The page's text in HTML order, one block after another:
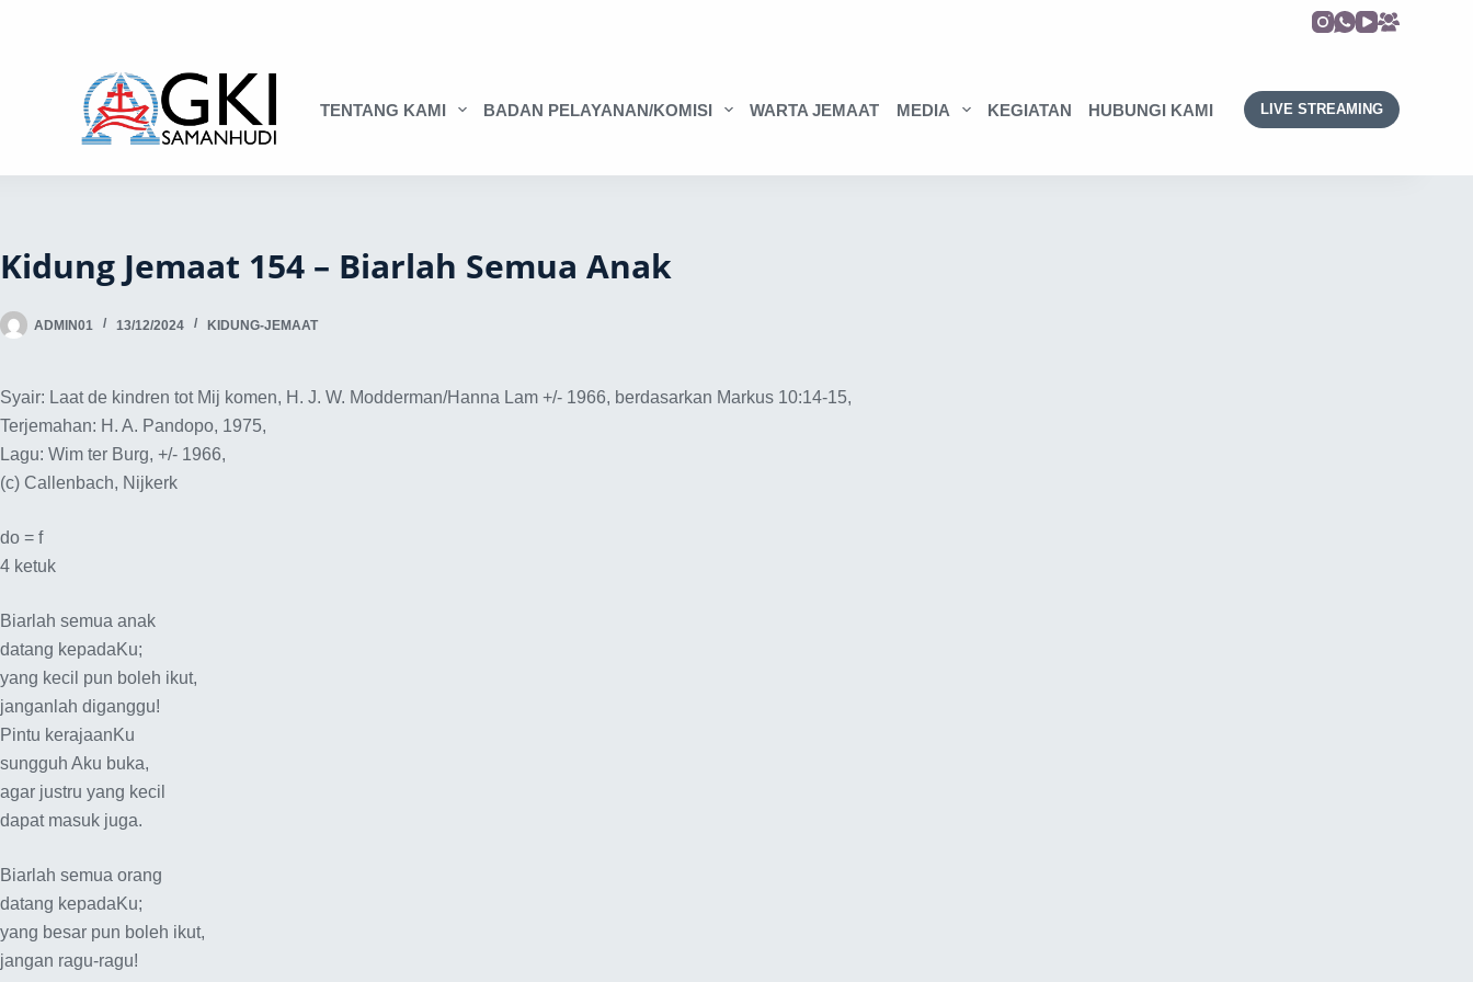
TENTANG KAMI BADAN PELAYANAN/KOMISI WARTA JEMAAT MEDIA KEGIATAN HUBUNGI KAMI LIVE STREAMING
Kidung Jemaat 154 – Biarlah Semua Anak
ADMIN01 13/12/2024 KIDUNG-JEMAAT
Syair: Laat de kindren tot Mij komen, H. J. W. Modderman/Hanna Lam +/- 1966, berdasarkan Markus 10:14-15,
Terjemahan: H. A. Pandopo, 1975,
Lagu: Wim ter Burg, +/- 1966,
(c) Callenbach, Nijkerk
do = f
4 ketuk
Biarlah semua anak
datang kepadaKu;
yang kecil pun boleh ikut,
janganlah diganggu!
Pintu kerajaanKu
sungguh Aku buka,
agar justru yang kecil
dapat masuk juga.
Biarlah semua orang
datang kepadaKu;
yang besar pun boleh ikut,
jangan ragu-ragu!